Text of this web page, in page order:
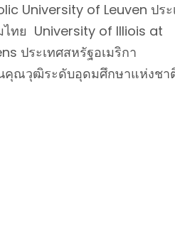
University of Leuven ประ
ไทย University of Illiois at
ประเทศสหรัฐอเมริกา
คุณวุฒิระดับอุดมศึกษาแห่งชา